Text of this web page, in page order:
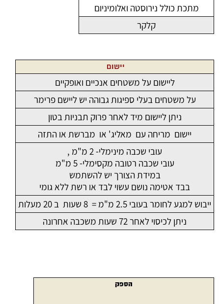
מתכת כולל נירוסטה ואלומיניום
קלקר
יישום
ליישום על משטחים אנכיים ואופקיים
על משטחים בעלי ספיגות גבוהה יש ליישם פרימר
ניתן ליישום מיד לאחר פרוק תבניות בטון
יישום מריחה עם מאליג' או מברשת או התזה
עובי שכבה מינימלי- 2 מ"מ ,
עובי שכבה רטובה מקסימלי- 5 מ"מ
במידת הצורך יש להשתמש
בבד אטימה נושם עשוי לבד או רשת ללא גומי
ייבוש למגע לחומר בעובי 2.5 מ"מ = 8 שעות ב 20 מעלות
ניתן לכיסוי לאחר 72 שעות משכבה אחרונה
הספק